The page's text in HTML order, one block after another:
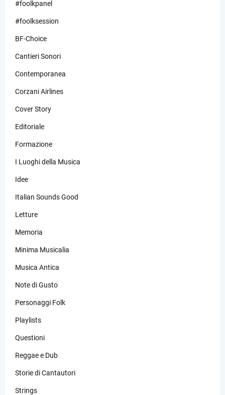
#foolkpanel
#foolksession
BF-Choice
Cantieri Sonori
Contemporanea
Corzani Airlines
Cover Story
Editoriale
Formazione
I Luoghi della Musica
Idee
Italian Sounds Good
Letture
Memoria
Minima Musicalia
Musica Antica
Note di Gusto
Personaggi Folk
Playlists
Questioni
Reggae e Dub
Storie di Cantautori
Strings